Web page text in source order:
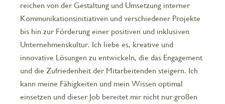
reichen von der Gestaltung und Umsetzung interner
Kommunikationsinitiativen und verschiedener Projekte
bis hin zur Förderung einer positiven und inklusiven
Unternehmenskultur. Ich liebe es, kreative und
innovative Lösungen zu entwickeln, die das Engagement
und die Zufriedenheit der Mitarbeitenden steigern. Ich
kann meine Fähigkeiten und mein Wissen optimal
einsetzen und dieser Job bereitet mir nicht nur großen